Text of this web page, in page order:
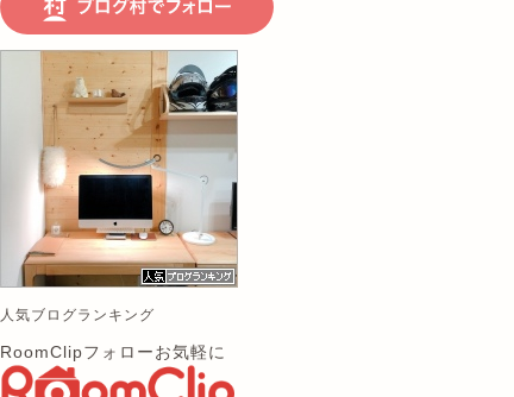
人気ブログランキング
RoomClipフォローお気軽に